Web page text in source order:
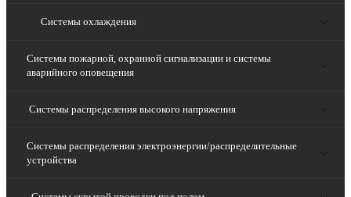
Системы охлаждения
Системы пожарной, охранной сигнализации и системы
аварийного оповещения
Системы распределения высокого напряжения
Системы распределения электроэнергии/распределительные
устройства